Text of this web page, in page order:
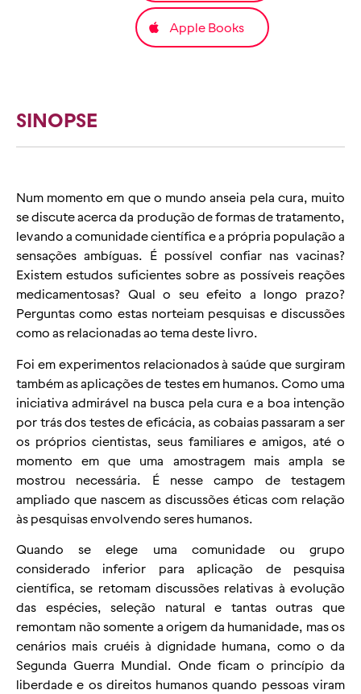
Apple Books
SINOPSE
Num momento em que o mundo anseia pela cura, muito
se discute acerca da produção de formas de tratamento,
levando a comunidade científica e a própria população a
sensações ambíguas. É possível confiar nas vacinas?
Existem estudos suficientes sobre as possíveis reações
medicamentosas? Qual o seu efeito a longo prazo?
Perguntas como estas norteiam pesquisas e discussões
como as relacionadas ao tema deste livro.
Foi em experimentos relacionados à saúde que surgiram
também as aplicações de testes em humanos. Como uma
iniciativa admirável na busca pela cura e a boa intenção
por trás dos testes de eficácia, as cobaias passaram a ser
os próprios cientistas, seus familiares e amigos, até o
momento em que uma amostragem mais ampla se
mostrou necessária. É nesse campo de testagem
ampliado que nascem as discussões éticas com relação
às pesquisas envolvendo seres humanos.
Quando se elege uma comunidade ou grupo
considerado inferior para aplicação de pesquisa
científica, se retomam discussões relativas à evolução
das espécies, seleção natural e tantas outras que
remontam não somente a origem da humanidade, mas os
cenários mais cruéis à dignidade humana, como o da
Segunda Guerra Mundial. Onde ficam o princípio da
liberdade e os direitos humanos quando pessoas viram